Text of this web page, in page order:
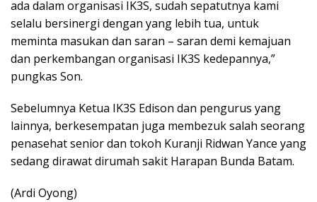
ada dalam organisasi IK3S, sudah sepatutnya kami
selalu bersinergi dengan yang lebih tua, untuk
meminta masukan dan saran – saran demi kemajuan
dan perkembangan organisasi IK3S kedepannya,”
pungkas Son.
Sebelumnya Ketua IK3S Edison dan pengurus yang
lainnya, berkesempatan juga membezuk salah seorang
penasehat senior dan tokoh Kuranji Ridwan Yance yang
sedang dirawat dirumah sakit Harapan Bunda Batam.
(Ardi Oyong)